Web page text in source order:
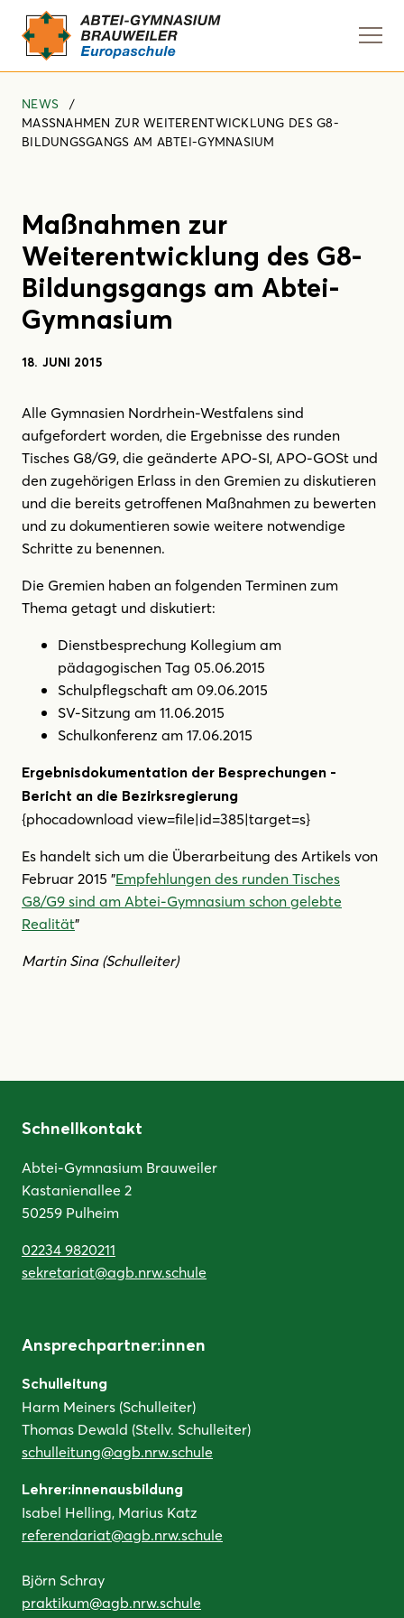
NEWS
MASSNAHMEN ZUR WEITERENTWICKLUNG DES G8-B
ILDUNGSGANGS AM ABTEI-GYMNASIUM
Maßnahmen zur
Weiterentwicklung des G8-
Bildungsgangs am Abtei-
Gymnasium
18. JUNI 2015
Alle Gymnasien Nordrhein-Westfalens sind
aufgefordert worden, die Ergebnisse des runden
Tisches G8/G9, die geänderte APO-SI, APO-GOSt und
den zugehörigen Erlass in den Gremien zu diskutieren
und die bereits getroffenen Maßnahmen zu bewerten
und zu dokumentieren sowie weitere notwendige
Schritte zu benennen.
Die Gremien haben an folgenden Terminen zum
Thema getagt und diskutiert:
Dienstbesprechung Kollegium am
pädagogischen Tag 05.06.2015
Schulpflegschaft am 09.06.2015
SV-Sitzung am 11.06.2015
Schulkonferenz am 17.06.2015
Ergebnisdokumentation der Besprechungen -
Bericht an die Bezirksregierung
{phocadownload view=file|id=385|target=s}
Es handelt sich um die Überarbeitung des Artikels von
Februar 2015 "Empfehlungen des runden Tisches
G8/G9 sind am Abtei-Gymnasium schon gelebte
Realität"
Martin Sina (Schulleiter)
Schnellkontakt
Abtei-Gymnasium Brauweiler
Kastanienallee 2
50259 Pulheim
02234 9820211
sekretariat@agb.nrw.schule
Ansprechpartner:innen
Schulleitung
Harm Meiners (Schulleiter)
Thomas Dewald (Stellv. Schulleiter)
schulleitung@agb.nrw.schule
Lehrer:innenausbildung
Isabel Helling, Marius Katz
referendariat@agb.nrw.schule
Björn Schray
praktikum@agb.nrw.schule